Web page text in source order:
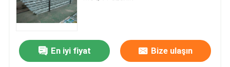
Teklif isteği
Company News
En iyi fiyat Bize ulaşın